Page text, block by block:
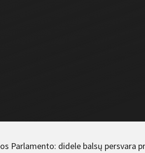
Parlamento: didele balsų